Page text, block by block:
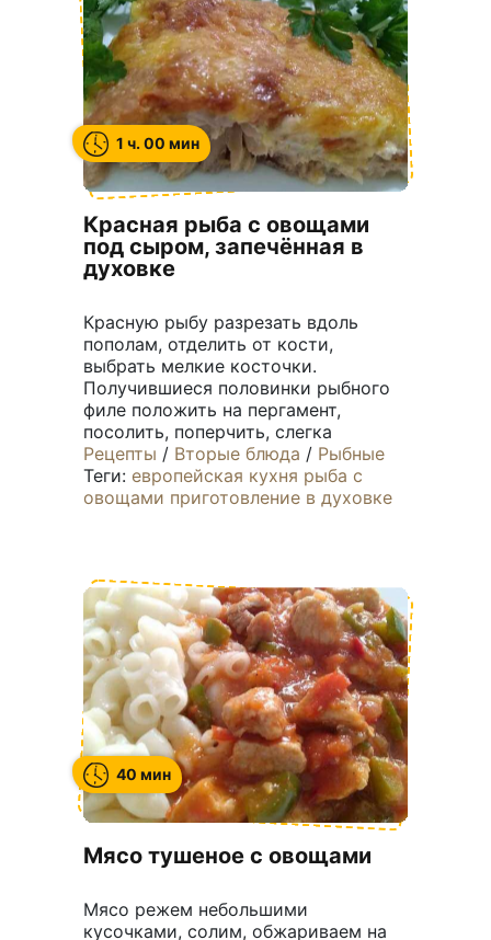
1 ч. 00 мин
Красная рыба с овощами
под сыром, запечённая в
духовке
Красную рыбу разрезать вдоль
пополам, отделить от кости,
выбрать мелкие косточки.
Получившиеся половинки рыбного
филе положить на пергамент,
посолить, поперчить, слегка
Рецепты / Вторые блюда / Рыбные
Теги: европейская кухня рыба с
овощами приготовление в духовке
40 мин
Мясо тушеное с овощами
Мясо режем небольшими
кусочками, солим, обжариваем на